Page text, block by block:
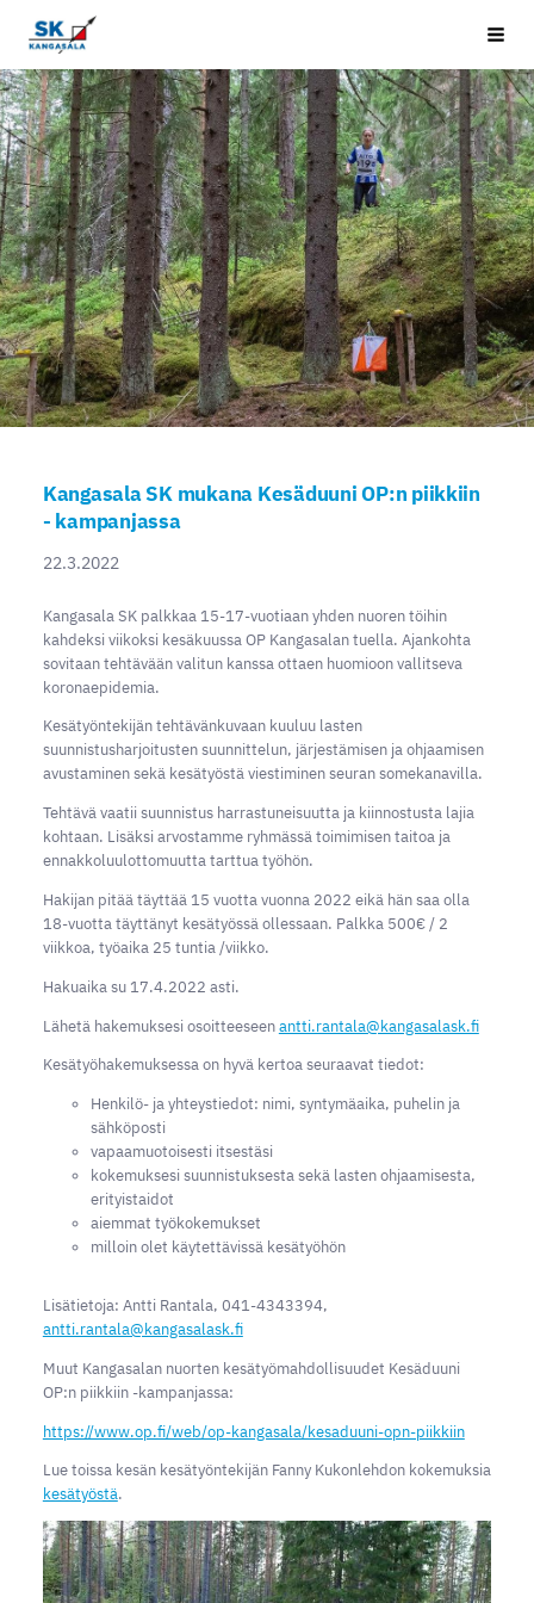
Siirry
sivun
sisältöön
Kangasala SK
Kangasala SK mukana Kesäduuni OP:n piikkiin
- kampanjassa
22.3.2022
Kangasala SK palkkaa 15-17-vuotiaan yhden nuoren töihin
kahdeksi viikoksi kesäkuussa OP Kangasalan tuella. Ajankohta
sovitaan tehtävään valitun kanssa ottaen huomioon vallitseva
koronaepidemia.
Kesätyöntekijän tehtävänkuvaan kuuluu lasten
suunnistusharjoitusten suunnittelun, järjestämisen ja ohjaamisen
avustaminen sekä kesätyöstä viestiminen seuran somekanavilla.
Tehtävä vaatii suunnistus harrastuneisuutta ja kiinnostusta lajia
kohtaan. Lisäksi arvostamme ryhmässä toimimisen taitoa ja
ennakkoluulottomuutta tarttua työhön.
Hakijan pitää täyttää 15 vuotta vuonna 2022 eikä hän saa olla
18-vuotta täyttänyt kesätyössä ollessaan. Palkka 500€ / 2
viikkoa, työaika 25 tuntia /viikko.
Hakuaika su 17.4.2022 asti.
Lähetä hakemuksesi osoitteeseenantti.rantala@kangasalask.fi
Kesätyöhakemuksessa on hyvä kertoa seuraavat tiedot:
Henkilö- ja yhteystiedot: nimi, syntymäaika, puhelin ja
sähköposti
vapaamuotoisesti itsestäsi
kokemuksesi suunnistuksesta sekä lasten ohjaamisesta,
erityistaidot
aiemmat työkokemukset
milloin olet käytettävissä kesätyöhön
Lisätietoja: Antti Rantala, 041-4343394,
antti.rantala@kangasalask.fi
Muut Kangasalan nuorten kesätyömahdollisuudet Kesäduuni
OP:n piikkiin -kampanjassa:
https://www.op.fi/web/op-kangasala/kesaduuni-opn-piikkiin
Lue toissa kesän kesätyöntekijän Fanny Kukonlehdon kokemuksia
kesätyöstä.